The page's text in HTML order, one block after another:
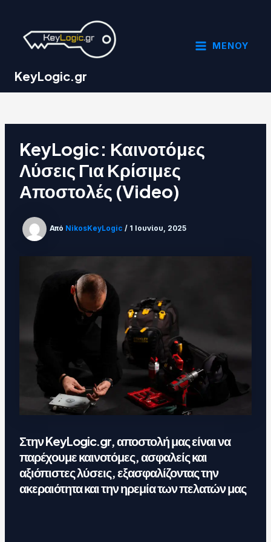
περιεχόμενο
KeyLogic.gr
ΜΕΝΟΥ
KeyLogic: Καινοτόμες
Λύσεις Για Κρίσιμες
Αποστολές (Video)
Από NikosKeyLogic / 1 Ιουνίου, 2025
Στην KeyLogic.gr, αποστολή μας είναι να
παρέχουμε καινοτόμες, ασφαλείς και
αξιόπιστες λύσεις, εξασφαλίζοντας την
ακεραιότητα και την ηρεμία των πελατών μας